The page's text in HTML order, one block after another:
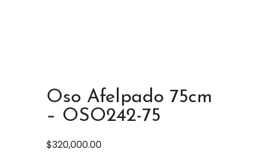
Oso Afelpado 75cm
– OSO242-75
$320,000.00